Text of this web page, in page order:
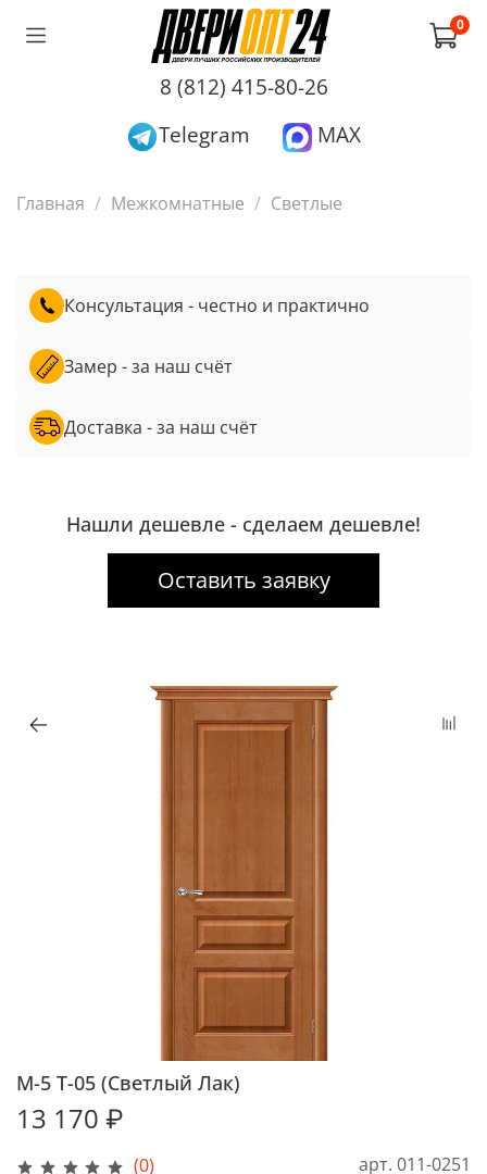
0
8 (812) 415-80-26
Telegram
MAX
Главная Межкомнатные Светлые
Консультация - честно и практично
Замер - за наш счёт
Доставка - за наш счёт
Нашли дешевле - сделаем дешевле!
Оставить заявку
(0) арт. 011-0251
М-5 Т-05 (Светлый Лак)
13 170 ₽